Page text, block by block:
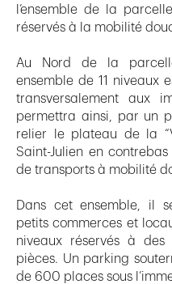
l’ensemble de la
réservés à la mobilité
Au Nord de la
ensemble de 11 niveaux
transversalement aux
permettra ainsi, par un
relier le plateau de la
Saint-Julien en
de transports à mobilité
Dans cet ensemble, il
petits commerces et
niveaux réservés à
pièces. Un parking
de 600 places sous